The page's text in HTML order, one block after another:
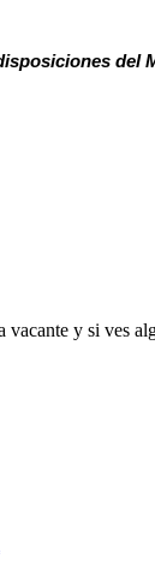
del
y si ves